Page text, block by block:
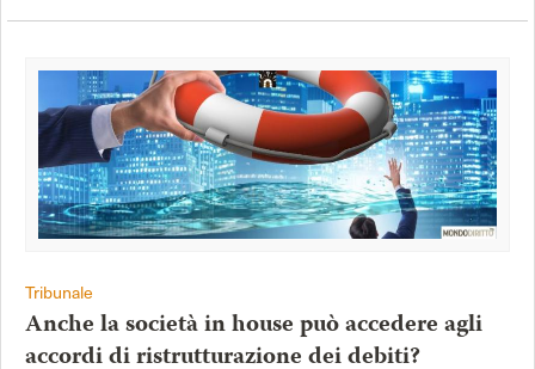
Tribunale
Anche la società in house può accedere agli
accordi di ristrutturazione dei debiti?